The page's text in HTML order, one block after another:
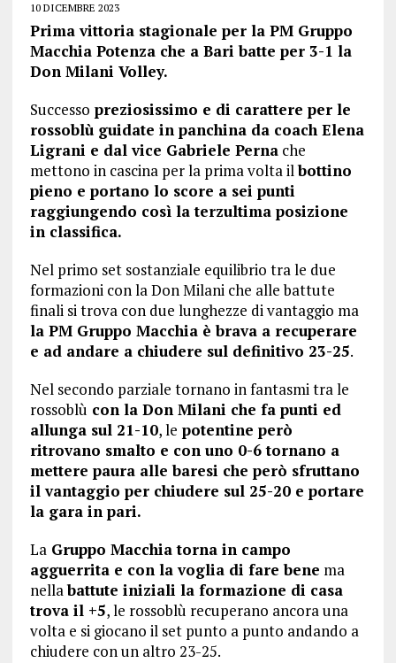
10 DICEMBRE 2023
Prima vittoria stagionale per la PM Gruppo
Macchia Potenza che a Bari batte per 3-1 la
Don Milani Volley.
Successo preziosissimo e di carattere per le
rossoblù guidate in panchina da coach Elena
Ligrani e dal vice Gabriele Pernache
mettono in cascina per la prima volta ilbottino
pieno e portano lo score a sei punti
raggiungendo così la terzultima posizione
in classifica.
Nel primo set sostanziale equilibrio tra le due
formazioni con la Don Milani che alle battute
finali si trova con due lunghezze di vantaggio ma
la PM Gruppo Macchia è brava a recuperare
e ad andare a chiudere sul definitivo 23-25.
Nel secondo parziale tornano in fantasmi tra le
rossoblù con la Don Milani che fa punti ed
allunga sul 21-10, le potentine però
ritrovano smalto e con uno 0-6 tornano a
mettere paura alle baresi che però sfruttano
il vantaggio per chiudere sul 25-20 e portare
la gara in pari.
LaGruppo Macchia torna in campo
agguerrita e con la voglia di fare bene ma
nellabattute iniziali la formazione di casa
trova il +5, le rossoblù recuperano ancora una
volta e si giocano il set punto a punto andando a
chiudere con un altro 23-25.